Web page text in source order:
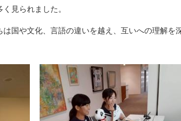
見られました。
国や文化、言語の違いを越え、互いへの理解を